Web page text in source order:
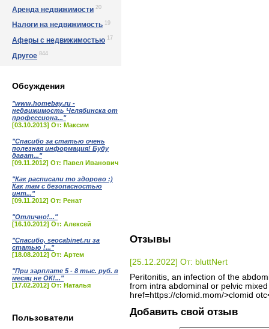
Аренда недвижимости 20
Налоги на недвижимость 19
Аферы с недвижимостью 17
Другое 844
Обсуждения
"www.homebay.ru -
недвижимость Челябинска от
профессиона..."
[03.10.2013] От: Максим
"Спасибо за статью очень
полезная информация! Буду
дават..."
[09.11.2012] От: Павел Иванович
"Как расписали то здорово :)
Как там с безопасностью
инт..."
[09.11.2012] От: Ренат
"Отлично!..."
[16.10.2012] От: Алексей
"Спасибо, seocabinet.ru за
статью !..."
[18.08.2012] От: Артем
"При зарплате 5 - 8 тыс. руб. в
месяц не ОК!..."
[17.02.2012] От: Наталья
Пользователи
Отзывы
[25.12.2022] От: bluttNert
Peritonitis, an infection of the
from intra abdominal or pelvic
href=https://clomid.mom/>clomid
Добавить свой отзыв